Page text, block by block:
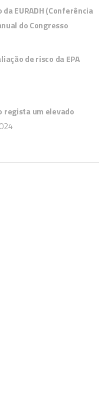
EURADH (Conferência
do Congresso
de risco da EPA
regista um elevado